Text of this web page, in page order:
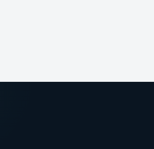
enseña escuchando.